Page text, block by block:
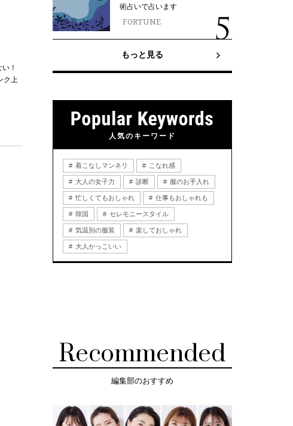
！
ク上
術占いで占います
FORTUNE
もっと見る
人気のキーワード
着こなしマンネリ こなれ感
大人の女子力 診断 服のお手入れ
忙しくてもおしゃれ 仕事もおしゃれも
韓国 セレモニースタイル
気温別の服装 楽しておしゃれ
大人かっこいい
Recommended
編集部のおすすめ